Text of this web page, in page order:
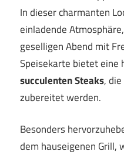
In dieser charmanten
einladende
geselligen Abend mit
Speisekarte bietet eine
succulenten Steaks,
zubereitet werden.
Besonders
dem hauseigenen Grill,